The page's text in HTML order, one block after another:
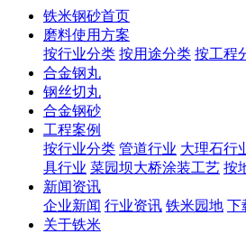
铁米钢砂首页
磨料使用方案
按行业分类 按用途分类 按工程
合金钢丸
钢丝切丸
合金钢砂
工程案例
按行业分类 管道行业 大理石行
具行业 菜园坝大桥涂装工艺 按
新闻资讯
企业新闻 行业资讯 铁米园地 下
关于铁米